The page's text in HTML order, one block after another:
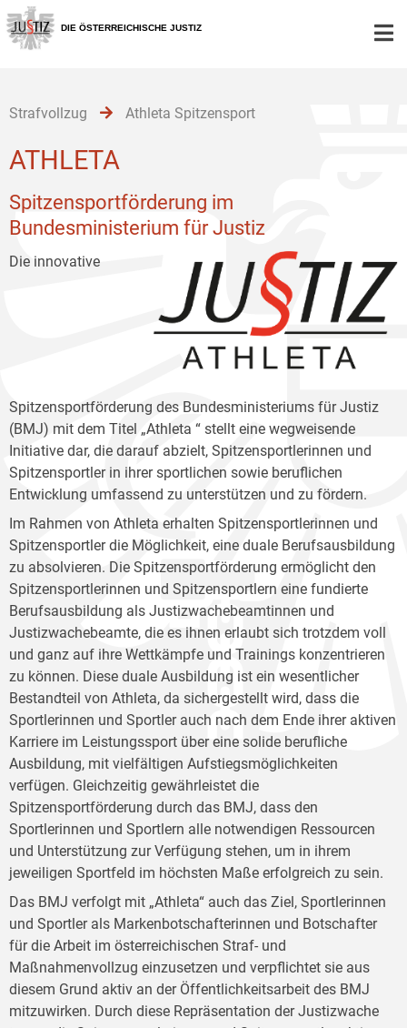
Zur
Hauptnavigation
[1]
Zum
Inhalt
[2]
Zum
Untermenü
[3]
DIE ÖSTERREICHISCHE JUSTIZ
Strafvollzug Athleta Spitzensport
ATHLETA
Spitzensportförderung im
Bundesministerium für Justiz
Die innovative
Spitzensportförderung des Bundesministeriums für Justiz
(BMJ) mit dem Titel „Athleta “ stellt eine wegweisende
Initiative dar, die darauf abzielt, Spitzensportlerinnen und
Spitzensportler in ihrer sportlichen sowie beruflichen
Entwicklung umfassend zu unterstützen und zu fördern.
Im Rahmen von Athleta erhalten Spitzensportlerinnen und
Spitzensportler die Möglichkeit, eine duale Berufsausbildung
zu absolvieren. Die Spitzensportförderung ermöglicht den
Spitzensportlerinnen und Spitzensportlern eine fundierte
Berufsausbildung als Justizwachebeamtinnen und
Justizwachebeamte, die es ihnen erlaubt sich trotzdem voll
und ganz auf ihre Wettkämpfe und Trainings konzentrieren
zu können. Diese duale Ausbildung ist ein wesentlicher
Bestandteil von Athleta, da sichergestellt wird, dass die
Sportlerinnen und Sportler auch nach dem Ende ihrer aktiven
Karriere im Leistungssport über eine solide berufliche
Ausbildung, mit vielfältigen Aufstiegsmöglichkeiten
verfügen. Gleichzeitig gewährleistet die
Spitzensportförderung durch das BMJ, dass den
Sportlerinnen und Sportlern alle notwendigen Ressourcen
und Unterstützung zur Verfügung stehen, um in ihrem
jeweiligen Sportfeld im höchsten Maße erfolgreich zu sein.
Das BMJ verfolgt mit „Athleta“ auch das Ziel, Sportlerinnen
und Sportler als Markenbotschafterinnen und Botschafter
für die Arbeit im österreichischen Straf- und
Maßnahmenvollzug einzusetzen und verpflichtet sie aus
diesem Grund aktiv an der Öffentlichkeitsarbeit des BMJ
mitzuwirken. Durch diese Repräsentation der Justizwache